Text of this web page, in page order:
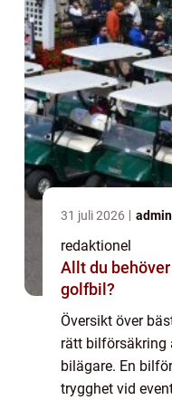
31 juli 2026 admin
redaktionel
Allt du
golfbil?
Översikt över
rätt bilförsäkring
bilägare. En
trygghet vid